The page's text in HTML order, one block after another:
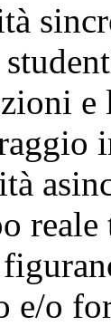
e
reale
e/o